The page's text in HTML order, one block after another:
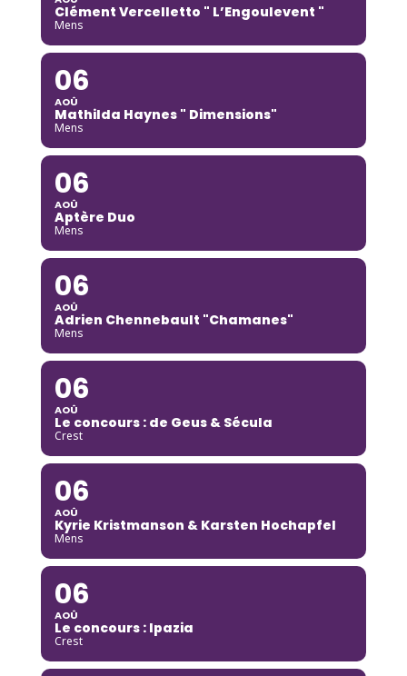
Clément Vercelletto " L’Engoulevent "
Mens
06
AOÛ
Mathilda Haynes " Dimensions"
Mens
06
AOÛ
Aptère Duo
Mens
06
AOÛ
Adrien Chennebault "Chamanes"
Mens
06
AOÛ
Le concours : de Geus & Sécula
Crest
06
AOÛ
Kyrie Kristmanson & Karsten Hochapfel
Mens
06
AOÛ
Le concours : Ipazia
Crest